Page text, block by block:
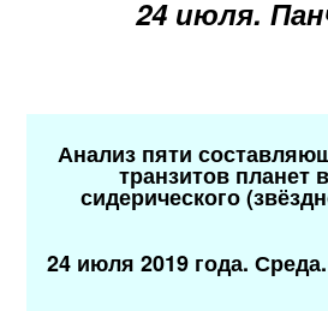
24 июля.
Анализ пяти
транзитов планет
сидерического
24 июля 2019 года. Среда.